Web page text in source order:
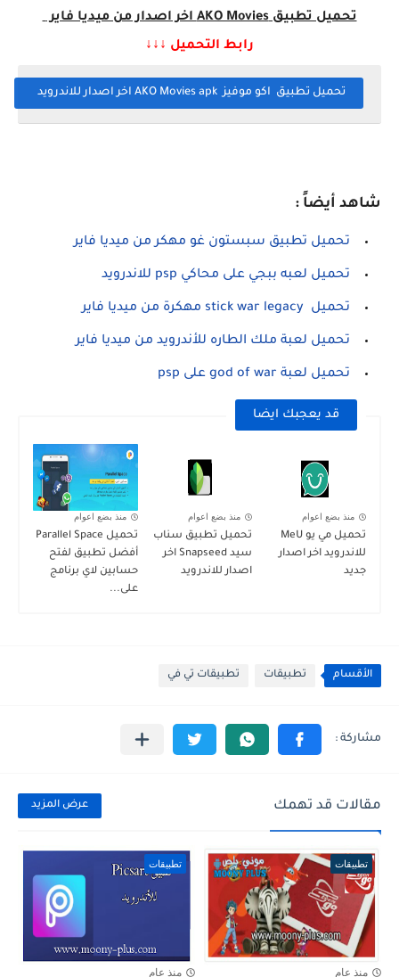
تحميل تطبيق AKO Movies
اخر اصدار من ميديا فاير
رابط التحميل ↓↓↓
تحميل تطبيق اكو موفيز AKO Movies apk اخر اصدار للاندرويد
شاهد أيضاً :
تحميل تطبيق سبستون غو مهكر من ميديا فاير
تحميل لعبه ببجي على محاكي psp للاندرويد
تحميل stick war legacy مهكرة من ميديا فاير
تحميل لعبة ملك الطاره للأندرويد من ميديا فاير
تحميل لعبة god of war على psp
قد يعجبك ايضا
منذ بضع اعوام
تحميل مي يو MeU
للاندرويد اخر اصدار
جديد
منذ بضع اعوام
تحميل تطبيق سناب
سيد Snapseed اخر
اصدار للاندرويد
منذ بضع اعوام
تحميل Parallel Space
أفضل تطبيق لفتح
حسابين لاي برنامج
على...
الأقسام تطبيقات تطبيقات تي في
مقالات قد تهمك عرض المزيد
تطبيقات
منذ عام
تطبيقات
منذ عام